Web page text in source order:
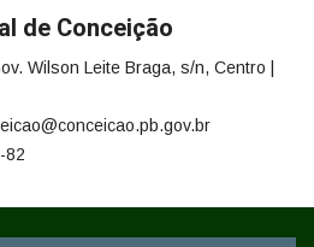
de Conceição
Wilson Leite Braga, s/n, Centro |
82